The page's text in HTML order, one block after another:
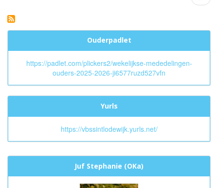
Ouderpadlet
https://padlet.com/plickers2/wekelijkse-mededelingen-
ouders-2025-2026-ji6577ruzd527vfn
Yurls
https://vbssintlodewijk.yurls.net/
Juf Stephanie (OKa)